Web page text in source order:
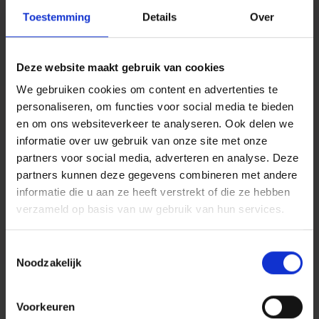
Toestemming Details Over
Deze website maakt gebruik van cookies
We gebruiken cookies om content en advertenties te
personaliseren, om functies voor social media te bieden
en om ons websiteverkeer te analyseren. Ook delen we
informatie over uw gebruik van onze site met onze
partners voor social media, adverteren en analyse. Deze
partners kunnen deze gegevens combineren met andere
informatie die u aan ze heeft verstrekt of die ze hebben
verzameld op basis van uw gebruik van hun services.
Noodzakelijk
Voorkeuren
Telefoon*
E-mailadres*
Ongevalsdatum